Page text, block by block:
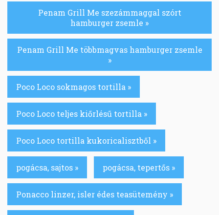
Penam Grill Me szezámmaggal szórt
hamburger zsemle »
Penam Grill Me többmagvas hamburger zsemle
»
Poco Loco sokmagos tortilla »
Poco Loco teljes kiőrlésű tortilla »
Poco Loco tortilla kukoricalisztből »
pogácsa, sajtos » pogácsa, tepertős »
Ponacco linzer, isler édes teasütemény »